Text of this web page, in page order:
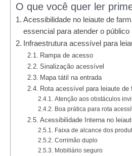
O que você quer ler
Acessibilidade no leiaute de
essencial para atender o público
Infraestrutura acessível para
Rampa de acesso
Sinalização acessível
Mapa tátil na entrada
Rota acessível para leiaute de
Atenção aos obstáculos
Boa prática para rota
Acessibilidade Interna no
Faixa de alcance dos
Corrimão duplo
Mobiliário seguro